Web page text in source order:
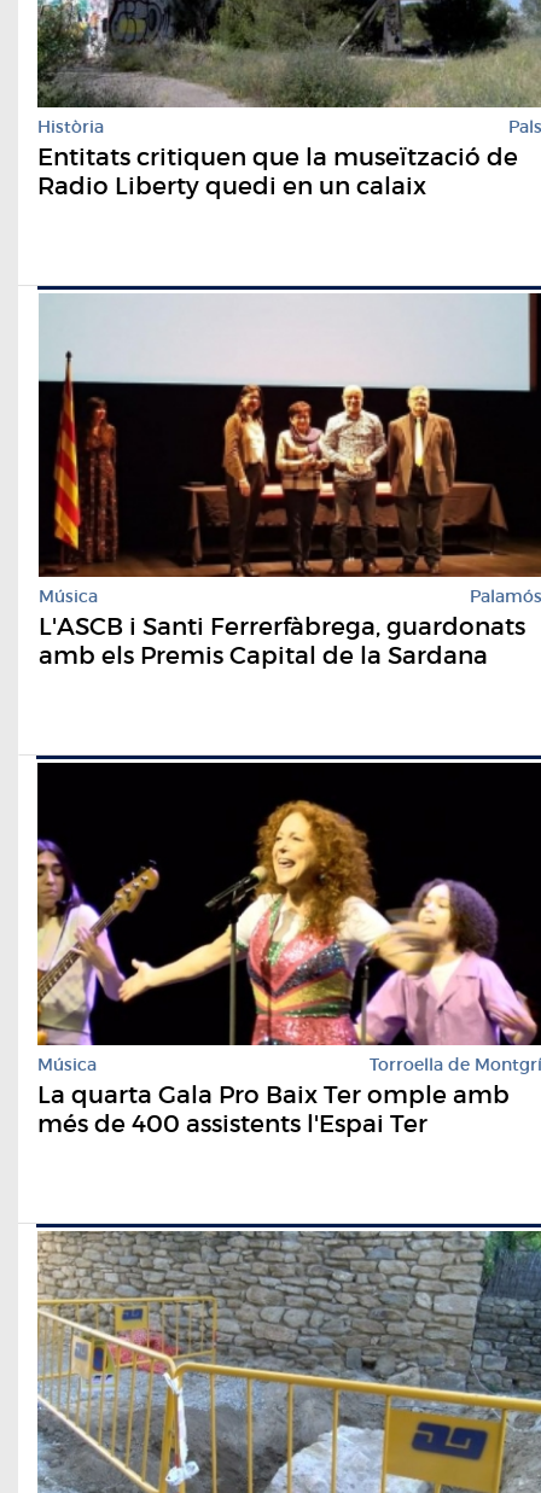
Història Pals
Entitats critiquen que la museïtzació de
Radio Liberty quedi en un calaix
Música Palamós
L'ASCB i Santi Ferrerfàbrega, guardonats
amb els Premis Capital de la Sardana
Música Torroella de Montgrí
La quarta Gala Pro Baix Ter omple amb
més de 400 assistents l'Espai Ter